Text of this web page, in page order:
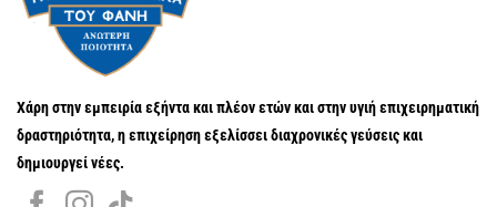
Χάρη στην εμπειρία εξήντα και πλέον ετών και στην υγιή επιχειρηματική
δραστηριότητα, η επιχείρηση εξελίσσει διαχρονικές γεύσεις και
δημιουργεί νέες.